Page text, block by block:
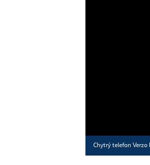
Chytrý telefon Verzo